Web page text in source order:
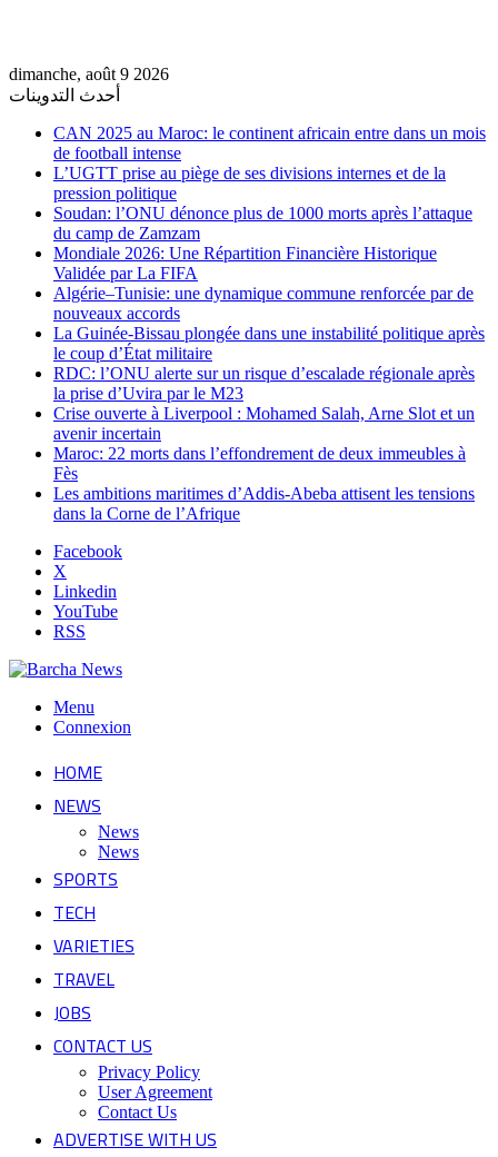
dimanche, août 9 2026
أحدث التدوينات
CAN 2025 au Maroc: le continent africain entre dans un mois
de football intense
L’UGTT prise au piège de ses divisions internes et de la
pression politique
Soudan: l’ONU dénonce plus de 1000 morts après l’attaque
du camp de Zamzam
Mondiale 2026: Une Répartition Financière Historique
Validée par La FIFA
Algérie–Tunisie: une dynamique commune renforcée par de
nouveaux accords
La Guinée-Bissau plongée dans une instabilité politique après
le coup d’État militaire
RDC: l’ONU alerte sur un risque d’escalade régionale après
la prise d’Uvira par le M23
Crise ouverte à Liverpool : Mohamed Salah, Arne Slot et un
avenir incertain
Maroc: 22 morts dans l’effondrement de deux immeubles à
Fès
Les ambitions maritimes d’Addis-Abeba attisent les tensions
dans la Corne de l’Afrique
Facebook
X
Linkedin
YouTube
RSS
Menu
Connexion
HOME
NEWS
News
News
SPORTS
TECH
VARIETIES
TRAVEL
JOBS
CONTACT US
Privacy Policy
User Agreement
Contact Us
ADVERTISE WITH US